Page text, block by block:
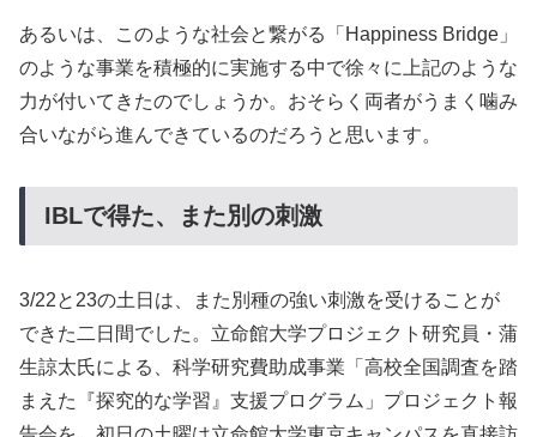
あるいは、このような社会と繋がる「Happiness Bridge」
のような事業を積極的に実施する中で徐々に上記のような
力が付いてきたのでしょうか。おそらく両者がうまく噛み
合いながら進んできているのだろうと思います。
IBLで得た、また別の刺激
3/22と23の土日は、また別種の強い刺激を受けることが
できた二日間でした。立命館大学プロジェクト研究員・蒲
生諒太氏による、科学研究費助成事業「高校全国調査を踏
まえた『探究的な学習』支援プログラム」プロジェクト報